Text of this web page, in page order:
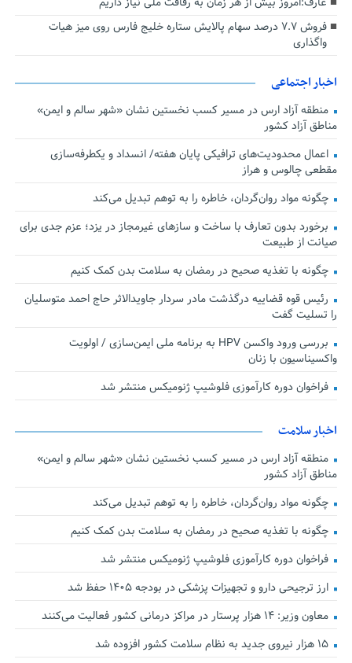
فروش ۷.۷ درصد سهام پالایش ستاره خلیج فارس روی میز هیات
واگذاری
اخبار اجتماعی
منطقه آزاد ارس در مسیر کسب نخستین نشان «شهر سالم و ایمن»
مناطق آزاد کشور
اعمال محدودیت‌های ترافیکی پایان هفته/ انسداد و یکطرفه‌سازی
مقطعی چالوس و هراز
چگونه مواد روان‌گردان، خاطره را به توهم تبدیل می‌کند
برخورد بدون تعارف با ساخت‌ و سازهای غیرمجاز در یزد؛ عزم جدی برای
صیانت از طبیعت
چگونه با تغذیه صحیح در رمضان به سلامت بدن کمک کنیم
رئیس قوه قضاییه درگذشت مادر سردار جاویدالاثر حاج احمد متوسلیان
را تسلیت گفت
بررسی ورود واکسن HPV به برنامه ملی ایمن‌سازی / اولویت
واکسیناسیون با زنان
فراخوان دوره کارآموزی فلوشیپ ژنومیکس منتشر شد
اخبار سلامت
منطقه آزاد ارس در مسیر کسب نخستین نشان «شهر سالم و ایمن»
مناطق آزاد کشور
چگونه مواد روان‌گردان، خاطره را به توهم تبدیل می‌کند
چگونه با تغذیه صحیح در رمضان به سلامت بدن کمک کنیم
فراخوان دوره کارآموزی فلوشیپ ژنومیکس منتشر شد
ارز ترجیحی دارو و تجهیزات پزشکی در بودجه ۱۴۰۵ حفظ شد
معاون وزیر: ۱۴ هزار پرستار در مراکز درمانی کشور فعالیت می‌کنند
۱۵ هزار نیروی جدید به نظام سلامت کشور افزوده شد